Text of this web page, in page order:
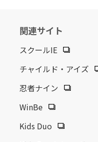
関連サイト
スクールIE
チャイルド・アイズ
忍者ナイン
WinBe
Kids Duo